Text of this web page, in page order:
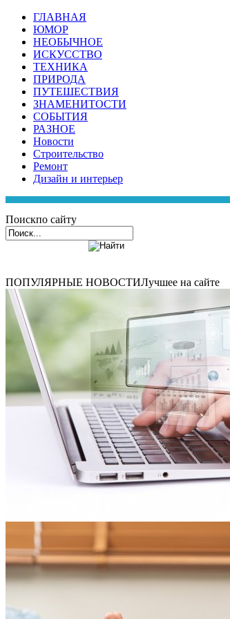
ГЛАВНАЯ
ЮМОР
НЕОБЫЧНОЕ
ИСКУССТВО
ТЕХНИКА
ПРИРОДА
ПУТЕШЕСТВИЯ
ЗНАМЕНИТОСТИ
СОБЫТИЯ
РАЗНОЕ
Новости
Строительство
Ремонт
Дизайн и интерьер
Поискпо сайту
ПОПУЛЯРНЫЕ НОВОСТИЛучшее на сайте